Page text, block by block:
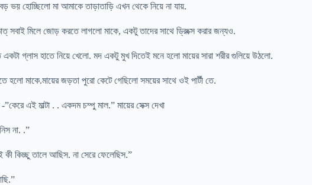
ভয় হোচ্ছিলো মা আমাকে তাড়াতাড়ি এখন থেকে নিয়ে না যায়.
সবাই মিলে জোড় করতে লাগলো মাকে, একটু তাদের সাথে ড্রিংক্স করার জন্যও.
গ্লাস হাতে নিয়ে খেলো. মদ একটু মুখ দিতেই মনে হলো মায়ের সারা শরীর গুলিয়ে উঠলো.
মাকে.মায়ের জড়তা পুরো কেটে গেছিলো সময়ের সাথে ওই পার্টী তে.
এই মাল্টা . . একদম চম্পু মাল.” মায়ের সেক্স দেখা
না. .”
কী কিচ্ছু তালে আছিস. না সেরে ফেলেছিস.”